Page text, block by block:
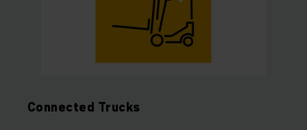
Connected Trucks